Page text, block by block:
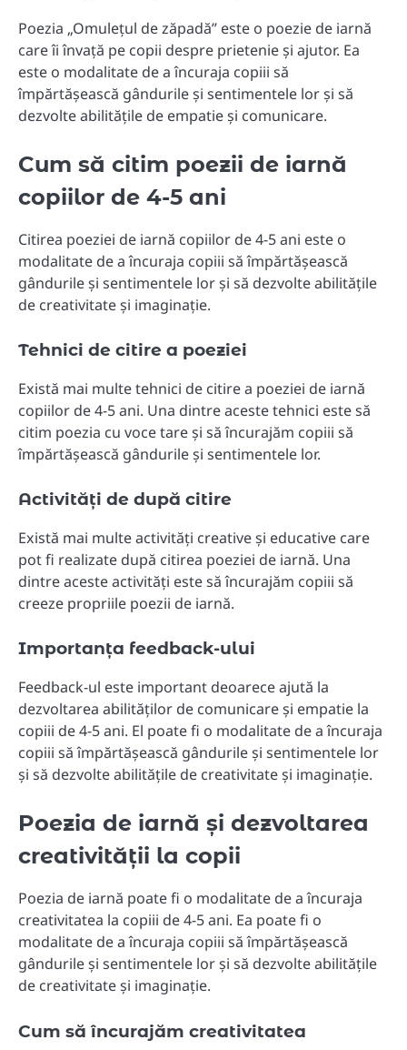
Poezia „Omulețul de zăpadă” este o poezie de iarnă
care îi învață pe copii despre prietenie și ajutor. Ea
este o modalitate de a încuraja copiii să
împărtășească gândurile și sentimentele lor și să
dezvolte abilitățile de empatie și comunicare.
Cum să citim poezii de iarnă
copiilor de 4-5 ani
Citirea poeziei de iarnă copiilor de 4-5 ani este o
modalitate de a încuraja copiii să împărtășească
gândurile și sentimentele lor și să dezvolte abilitățile
de creativitate și imaginație.
Tehnici de citire a poeziei
Există mai multe tehnici de citire a poeziei de iarnă
copiilor de 4-5 ani. Una dintre aceste tehnici este să
citim poezia cu voce tare și să încurajăm copiii să
împărtășească gândurile și sentimentele lor.
Activități de după citire
Există mai multe activități creative și educative care
pot fi realizate după citirea poeziei de iarnă. Una
dintre aceste activități este să încurajăm copiii să
creeze propriile poezii de iarnă.
Importanța feedback-ului
Feedback-ul este important deoarece ajută la
dezvoltarea abilităților de comunicare și empatie la
copiii de 4-5 ani. El poate fi o modalitate de a încuraja
copiii să împărtășească gândurile și sentimentele lor
și să dezvolte abilitățile de creativitate și imaginație.
Poezia de iarnă și dezvoltarea
creativității la copii
Poezia de iarnă poate fi o modalitate de a încuraja
creativitatea la copiii de 4-5 ani. Ea poate fi o
modalitate de a încuraja copiii să împărtășească
gândurile și sentimentele lor și să dezvolte abilitățile
de creativitate și imaginație.
Cum să încurajăm creativitatea